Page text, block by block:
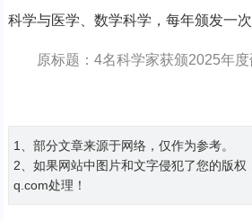
科学与医学、数学科学，每年颁发一次
原标题：4名科学家获颁2025年
1、部分文章来源于网络，仅作为参考。
2、如果网站中图片和文字侵犯了您的版
q.com处理！